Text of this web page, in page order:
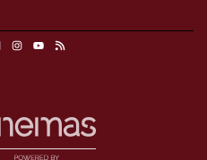
LinkedinInstagram